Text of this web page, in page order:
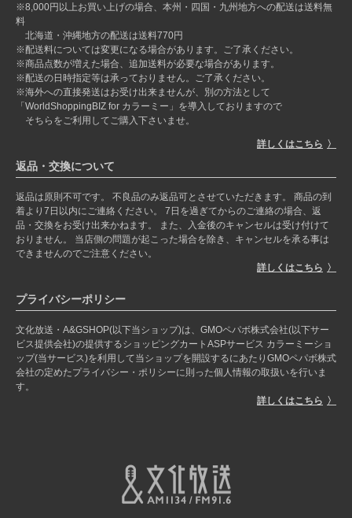
※8,000円以上お買い上げの場合、本州・四国・九州地方への配送は送料無
料
北海道・沖縄地方の配送は送料770円
※配送料については変更になる場合があります。ご了承ください。
※商品点数が増えた場合、追加送料が必要な場合があります。
※配送の日時指定等は承っておりません。ご了承ください。
※海外への直接発送はお受け出来ませんが、別の方法として
「WorldShoppingBIZ for カラーミー」を導入しておりますので
そちらをご利用してご購入下さいませ。
詳しくはこちら
返品・交換について
返品は原則不可です。 不良品のみ返品可とさせていただきます。 商品の到
着より7日以内にご連絡ください。 7日を過ぎてからのご連絡の場合、返
品・交換をお受け出来かねます。 また、入金後のキャンセルは受け付けて
おりません。 当店側の問題が起こった場合を除き、キャンセルを承る事は
できませんのでご注意ください。
詳しくはこちら
プライバシーポリシー
文化放送・A&GSHOP(以下当ショップ)は、GMOペパボ株式会社(以下サー
ビス提供会社)の提供するショッピングカートASPサービス カラーミーショ
ップ(当サービス)を利用して当ショップを開設するにあたりGMOペパボ株式
会社の定めたプライバシー・ポリシーに則った個人情報の取扱いを行いま
す。
詳しくはこちら